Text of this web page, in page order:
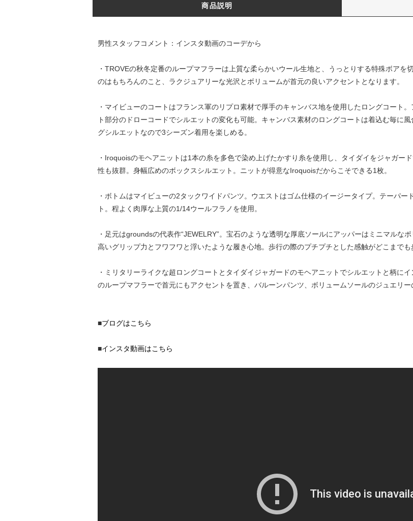
商品説明
男性スタッフコメント：インスタ動画のコーデから
・TROVEの秋冬定番のループマフラーは上質な柔らかいウール生地と、うっとりする特殊ボア
のはもちろんのこと、ラクジュアリーな光沢とボリュームが首元の良いアクセントとなります。
・マイビューのコートはフランス軍のリプロ素材で厚手のキャンバス地を使用したロングコート
ト部分のドローコードでシルエットの変化も可能。キャンバス素材のロングコートは着込む毎に
グシルエットなので3シーズン着用を楽しめる。
・Iroquoisのモヘアニットは1本の糸を多色で染め上げたかすり糸を使用し、タイダイをジャガー
性も抜群。身幅広めのボックスシルエット。ニットが得意なIroquoisだからこそできる1枚。
・ボトムはマイビューの2タックワイドパンツ。ウエストはゴム仕様のイージータイプ。テーパ
ト。程よく肉厚な上質の1/14ウールフラノを使用。
・足元はgroundsの代表作“JEWELRY”。宝石のような透明な厚底ソールにアッパーはミニマルな
高いグリップ力とフワフワと浮いたような履き心地。歩行の際のプチプチとした感触がどこまでも
・ミリタリーライクな超ロングコートとタイダイジャガードのモヘアニットでシルエットと柄に
のループマフラーで首元にもアクセントを置き、バルーンパンツ、ボリュームソールのジュエリー
■ブログはこちら
■インスタ動画はこちら